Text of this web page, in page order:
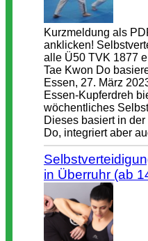
Kurzmeldung als
anklicken!
alle Ü50 TVK 1877
Tae Kwon Do
Essen, 27. März
Essen-Kupferdreh
wöchentliches
Dieses basiert in
Do, integriert aber
in Überruhr (ab